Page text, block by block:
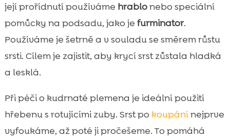
její prořídnutí používáme hrablonebo speciální
pomůcky na podsadu, jako je furminator.
Používáme je šetrně a v souladu se směrem růstu
srsti. Cílem je zajistit, aby krycí srst zůstala hladká
a lesklá.
Při péči o kudrnaté plemena je ideální použití
hřebenu s rotujícími zuby. Srst po koupánínejprve
vyfoukáme, až poté ji pročešeme. To pomáhá